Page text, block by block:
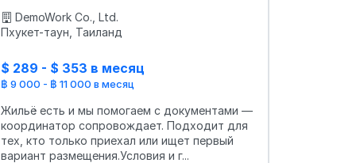
DemoWork Co., Ltd.
Пхукет-таун, Таиланд
$ 289 - $ 353 в месяц
฿ 9 000 - ฿ 11 000 в месяц
Жильё есть и мы помогаем с документами —
координатор сопровождает. Подходит для
тех, кто только приехал или ищет первый
вариант размещения.Условия и г...